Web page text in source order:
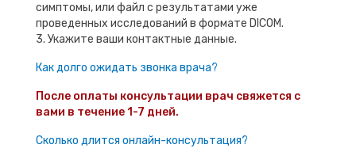
симптомы, или файл с результатами уже
проведенных исследований в формате DICOM.
3. Укажите ваши контактные данные.
Как долго ожидать звонка врача?
После оплаты консультации врач свяжется с
вами в течение 1-7 дней.
Сколько длится онлайн-консультация?